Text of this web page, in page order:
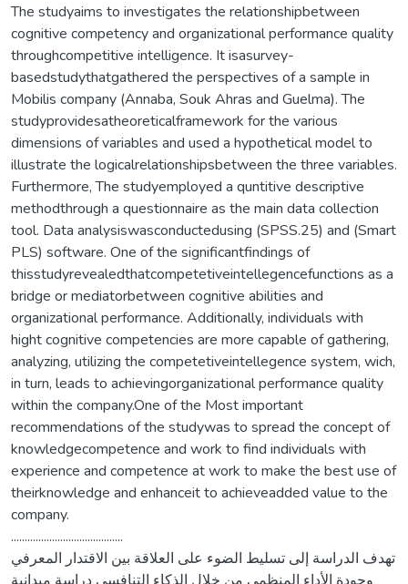
The studyaims to investigates the relationshipbetween
cognitive competency and organizational performance quality
throughcompetitive intelligence. It isasurvey-
basedstudythatgathered the perspectives of a sample in
Mobilis company (Annaba, Souk Ahras and Guelma). The
studyprovidesatheoreticalframework for the various
dimensions of variables and used a hypothetical model to
illustrate the logicalrelationshipsbetween the three variables.
Furthermore, The studyemployed a quntitive descriptive
methodthrough a questionnaire as the main data collection
tool. Data analysiswasconductedusing (SPSS.25) and (Smart
PLS) software. One of the significantfindings of
thisstudyrevealedthatcompetetiveintellegencefunctions as a
bridge or mediatorbetween cognitive abilities and
organizational performance. Additionally, individuals with
hight cognitive competencies are more capable of gathering,
analyzing, utilizing the competetiveintellegence system, wich,
in turn, leads to achievingorganizational performance quality
within the company.One of the Most important
recommendations of the studywas to spread the concept of
knowledgecompetence and work to find individuals with
experience and competence at work to make the best use of
theirknowledge and enhanceit to achieveadded value to the
company.
.........................................
تهدف الدراسة إلى تسليط الضوء على العلاقة بين الاقتدار المعرفي